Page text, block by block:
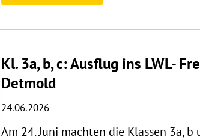
Kl. 3a, b, c: Ausflug ins LWL-
Detmold
24.06.2026
Am 24. Juni machten die Klassen 3a, b